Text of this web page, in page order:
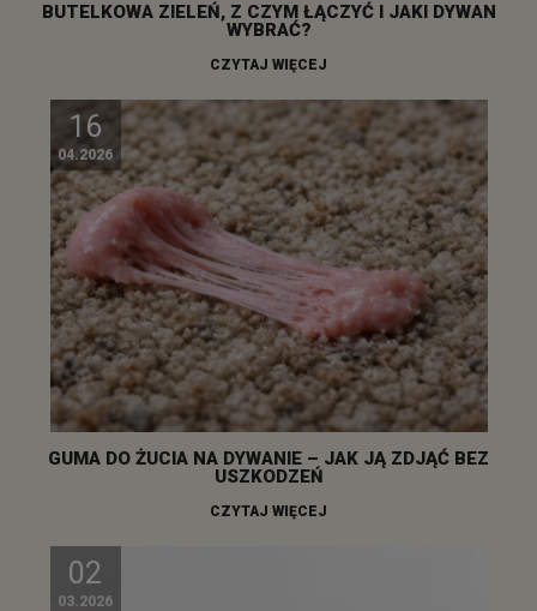
BUTELKOWA ZIELEŃ, Z CZYM ŁĄCZYĆ I JAKI DYWAN
WYBRAĆ?
CZYTAJ WIĘCEJ
16
04.2026
GUMA DO ŻUCIA NA DYWANIE – JAK JĄ ZDJĄĆ BEZ
USZKODZEŃ
CZYTAJ WIĘCEJ
02
03.2026